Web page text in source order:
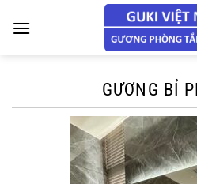
đến
GƯƠNG BỈ